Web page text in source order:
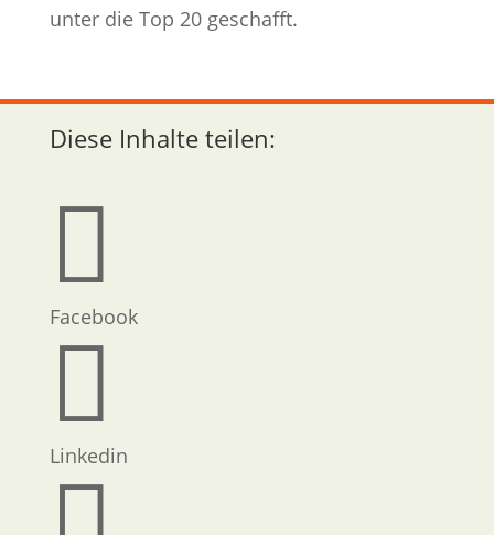
unter die Top 20 geschafft.
Diese Inhalte teilen:

Facebook

Linkedin